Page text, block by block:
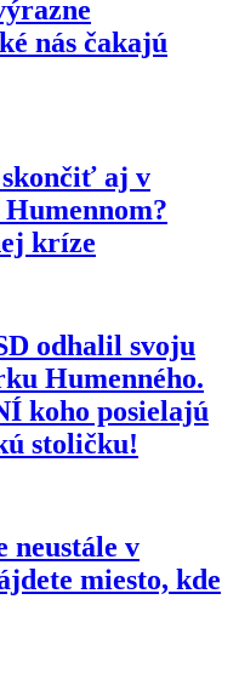
nás čakajú
aj v
kríze
odhalil svoju
Humenného.
koho posielajú
stoličku!
neustále v
miesto, kde